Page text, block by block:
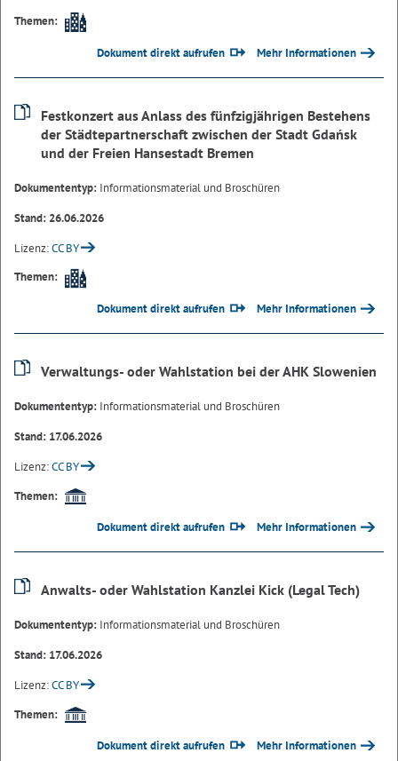
Themen:
Dokument direkt aufrufen Mehr Informationen
Festkonzert aus Anlass des fünfzigjährigen Bestehens
der Städtepartnerschaft zwischen der Stadt Gdańsk
und der Freien Hansestadt Bremen
Dokumententyp: Informationsmaterial und Broschüren
Stand: 26.06.2026
Lizenz:CC BY
Themen:
Dokument direkt aufrufen Mehr Informationen
Verwaltungs- oder Wahlstation bei der AHK Slowenien
Dokumententyp: Informationsmaterial und Broschüren
Stand: 17.06.2026
Lizenz:CC BY
Themen:
Dokument direkt aufrufen Mehr Informationen
Anwalts- oder Wahlstation Kanzlei Kick (Legal Tech)
Dokumententyp: Informationsmaterial und Broschüren
Stand: 17.06.2026
Lizenz:CC BY
Themen:
Dokument direkt aufrufen Mehr Informationen